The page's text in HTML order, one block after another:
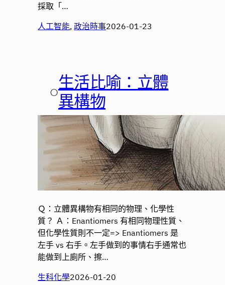
採取「…
人工智能, 政治時事2026-01-23
○生活比喻：立體
異構物
Ｑ：立體異構物有相同的物理、化學性
質？ Ａ：Enantiomers 有相同物理性質、
但化學性質則不一定=> Enantiomers 是
左手 vs 右手。左手做到的事情右手通常也
能做到上廁所、擦…
生科化學2026-01-20